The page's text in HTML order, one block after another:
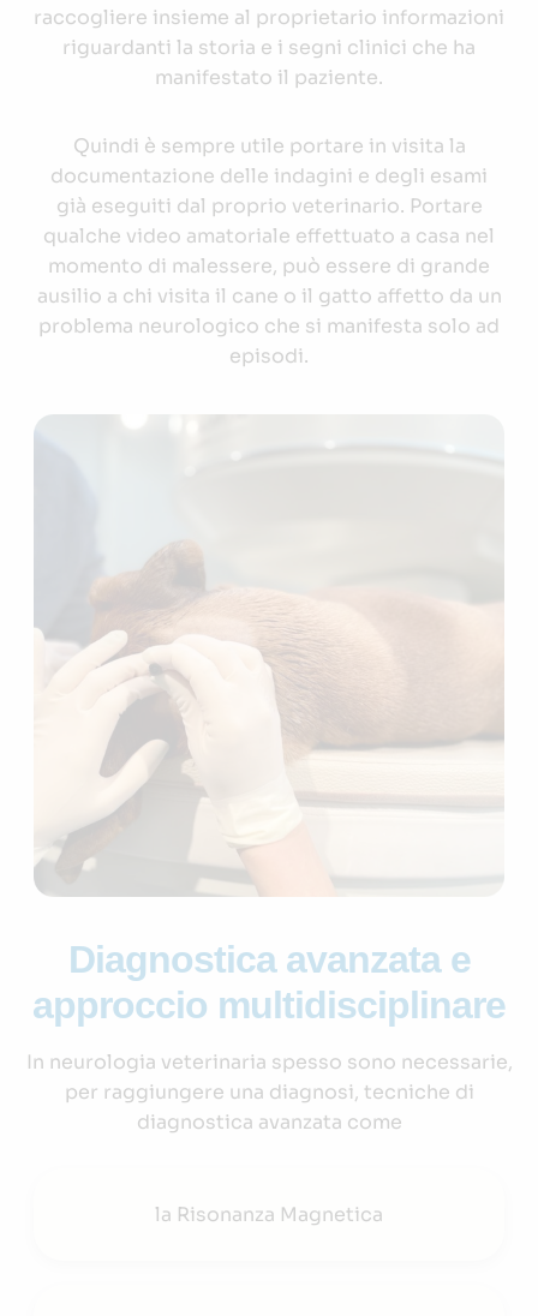
raccogliere insieme al proprietario informazioni
riguardanti la storia e i segni clinici che ha
manifestato il paziente.
Quindi è sempre utile portare in visita la
documentazione delle indagini e degli esami
già eseguiti dal proprio veterinario. Portare
qualche video amatoriale effettuato a casa nel
momento di malessere, può essere di grande
ausilio a chi visita il cane o il gatto affetto da un
problema neurologico che si manifesta solo ad
episodi.
Diagnostica avanzata e
approccio multidisciplinare
In neurologia veterinaria spesso sono necessarie,
per raggiungere una diagnosi, tecniche di
diagnostica avanzata come
la Risonanza Magnetica